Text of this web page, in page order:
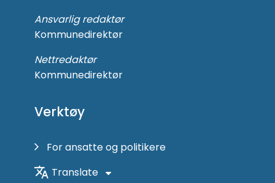
Ansvarlig redaktør
Kommunedirektør
Nettredaktør
Kommunedirektør
Verktøy
For ansatte og politikere
Translate